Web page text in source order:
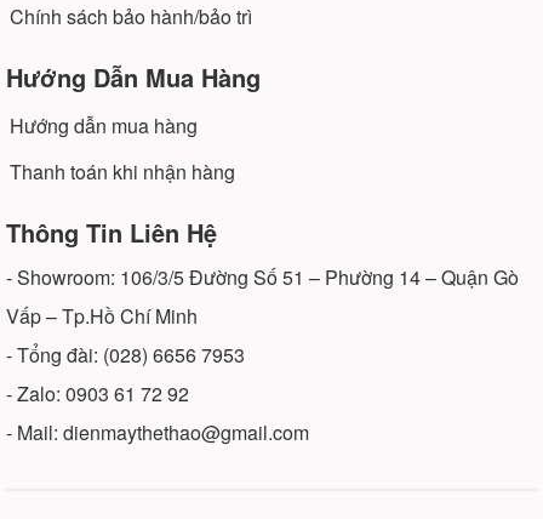
Chính sách bảo hành/bảo trì
Hướng Dẫn Mua Hàng
Hướng dẫn mua hàng
Thanh toán khi nhận hàng
Thông Tin Liên Hệ
- Showroom: 106/3/5 Đường Số 51 – Phường 14 – Quận Gò
Vấp – Tp.Hồ Chí Minh
- Tổng đài: (028) 6656 7953
- Zalo: 0903 61 72 92
- Mail: dienmaythethao@gmail.com